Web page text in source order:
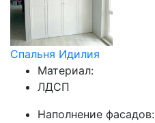
Спальня Идилия
Материал:
ЛДСП
Наполнение фасадов: